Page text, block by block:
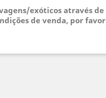
exóticos através de
de venda, por favor